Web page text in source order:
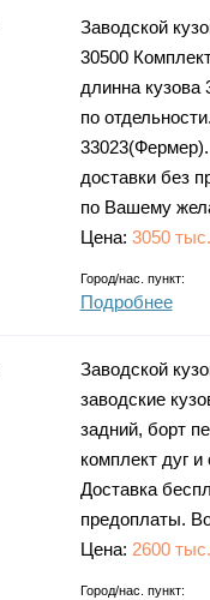
Заводской
30500
длинна
по
33023(Фермер).
доставки без
по Вашему
Цена: 3050
Город/нас. пункт:
Подробнее
Заводской
заводские
задний, борт
комплект дуг
Доставка
предоплаты.
Цена: 2600
Город/нас. пункт: